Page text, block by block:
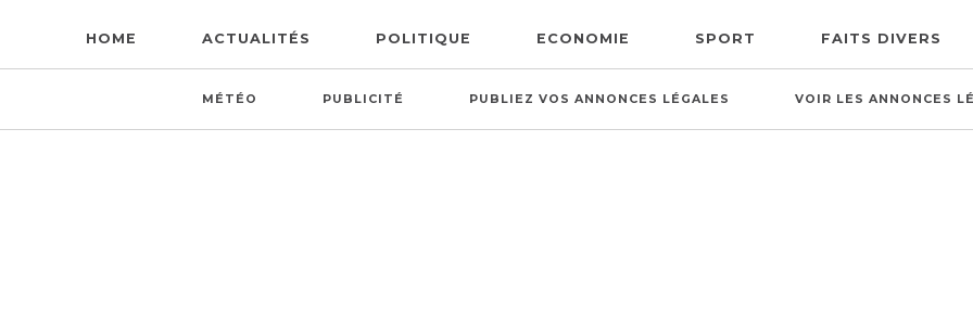
HOME ACTUALITÉS POLITIQUE ECONOMIE SPORT FAITS DIVERS
MÉTÉO PUBLICITÉ PUBLIEZ VOS ANNONCES LÉGALES VOIR LES ANNONCES